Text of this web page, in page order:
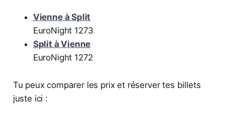
Vienne à Split
EuroNight 1273
Split à Vienne
EuroNight 1272
Tu peux comparer les prix et réserver tes billets
juste ici :